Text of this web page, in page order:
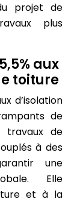
projet de
plus
aux
toiture
d’isolation
de
travaux de
à des
une
Elle
et à la